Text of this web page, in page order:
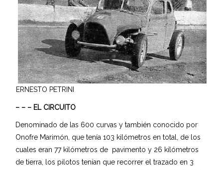
ERNESTO PETRINI
– – – EL CIRCUITO
Denominado de las 600 curvas y también conocido por
Onofre Marimón, que tenía 103 kilómetros en total, de los
cuales eran 77 kilómetros de pavimento y 26 kílómetros
de tierra, los pilotos tenían que recorrer el trazado en 3